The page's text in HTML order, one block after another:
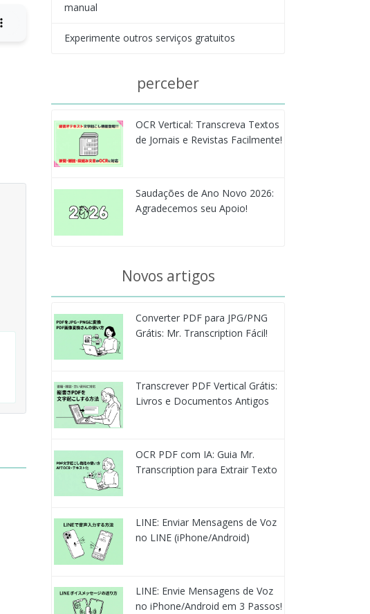
manual
Experimente outros serviços gratuitos
perceber
OCR Vertical: Transcreva Textos
de Jornais e Revistas Facilmente!
Saudações de Ano Novo 2026:
Agradecemos seu Apoio!
Novos artigos
Converter PDF para JPG/PNG
Grátis: Mr. Transcription Fácil!
Transcrever PDF Vertical Grátis:
Livros e Documentos Antigos
OCR PDF com IA: Guia Mr.
Transcription para Extrair Texto
LINE: Enviar Mensagens de Voz
no LINE (iPhone/Android)
LINE: Envie Mensagens de Voz
no iPhone/Android em 3 Passos!